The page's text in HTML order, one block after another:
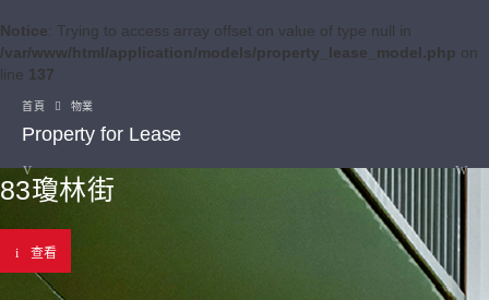
Notice: Trying to access array offset on value of type null in
/var/www/html/application/models/property_lease_model.php on
line 137
首頁 物業
Property for Lease
83瓊林街
查看